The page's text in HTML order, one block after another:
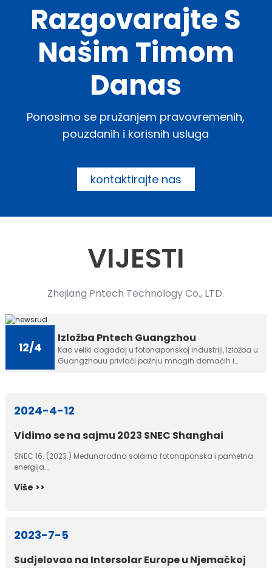
Razgovarajte S
Našim Timom
Danas
Ponosimo se pružanjem pravovremenih,
pouzdanih i korisnih usluga
kontaktirajte nas
VIJESTI
Zhejiang Pntech Technology Co., LTD.
12/4
Izložba Pntech Guangzhou
Kao veliki događaj u fotonaponskoj industriji, izložba u
Guangzhouu privlači pažnju mnogih domaćih i
2024-4-12
Vidimo se na sajmu 2023 SNEC Shanghai
SNEC 16. (2023.) Međunarodna solarna fotonaponska i pametna
energija...
Više >>
2023-7-5
Sudjelovao na Intersolar Europe u Njemačkoj